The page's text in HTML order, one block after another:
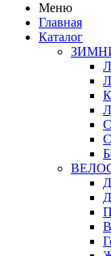
Меню
Главная
Каталог